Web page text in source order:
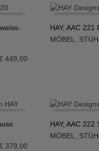
449,00
IN DEN
HAY, AAC
MÖBEL,
379,00
IN DEN
HAY, AAC 222
MÖBEL